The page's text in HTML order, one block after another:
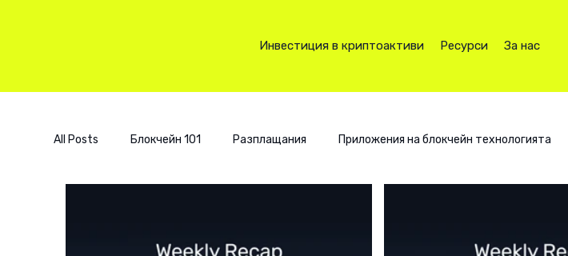
Инвестиция в криптоактиви Ресурси За нас
All Posts Блокчейн 101 Разплащания Приложения на блокчейн технологията